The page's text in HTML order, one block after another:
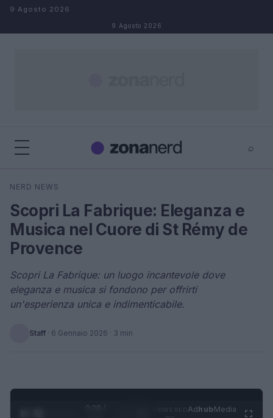
Salta al contenuto
9 Agosto 2026
9 Agosto 2026
⌕
Cerca
NERD NEWS
Scopri La Fabrique: Eleganza e
Musica nel Cuore di St Rémy de
Provence
Scopri La Fabrique: un luogo incantevole dove
eleganza e musica si fondono per offrirti
un'esperienza unica e indimenticabile.
Staff · 6 Gennaio 2026 · 3 min
0:28 /
AdhubMedia